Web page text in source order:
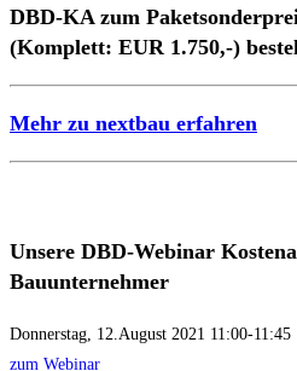
DBD-KA zum
(Komplett: EUR 1.750,-)
Mehr zu nextbau erfahren
Unsere DBD-Webinar
Bauunternehmer
Donnerstag, 12.August 2021 11:00-11:45
zum Webinar